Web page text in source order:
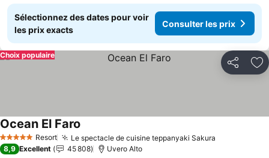
Sélectionnez des dates pour voir
les prix exacts
Consulter les prix
Partager
Choix populaire
5 Étoiles Resort Le spectacle de cuisine teppanyaki Sakura
Ocean El Faro
8,9 Excellent 45 808 Uvero Alto